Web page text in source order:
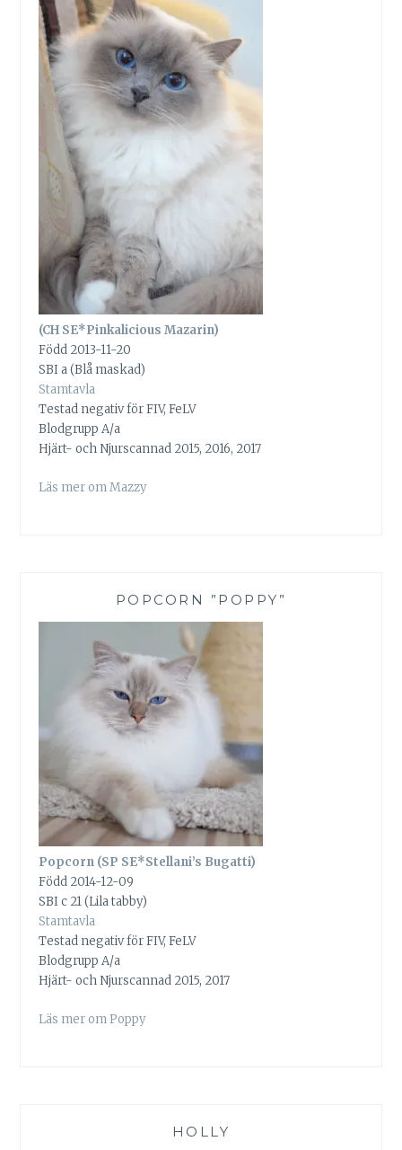
(CH SE*Pinkalicious Mazarin)
Född 2013-11-20
SBI a (Blå maskad)
Stamtavla
Testad negativ för FIV, FeLV
Blodgrupp A/a
Hjärt- och Njurscannad 2015, 2016, 2017
Läs mer om Mazzy
POPCORN ”POPPY”
Popcorn (SP SE*Stellani’s Bugatti)
Född 2014-12-09
SBI c 21 (Lila tabby)
Stamtavla
Testad negativ för FIV, FeLV
Blodgrupp A/a
Hjärt- och Njurscannad 2015, 2017
Läs mer om Poppy
HOLLY